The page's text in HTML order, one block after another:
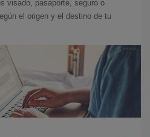
visado, pasaporte, seguro o
el origen y el destino de tu